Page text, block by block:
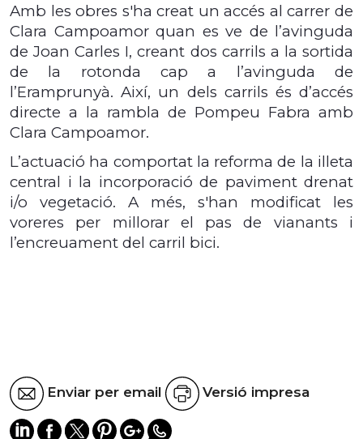
Amb les obres s'ha creat un accés al carrer de
Clara Campoamor quan es ve de l’avinguda
de Joan Carles I, creant dos carrils a la sortida
de la rotonda cap a l’avinguda de
l’Eramprunyà. Així, un dels carrils és d’accés
directe a la rambla de Pompeu Fabra amb
Clara Campoamor.
L’actuació ha comportat la reforma de la illeta
central i la incorporació de paviment drenat
i/o vegetació. A més, s'han modificat les
voreres per millorar el pas de vianants i
l’encreuament del carril bici.
Enviar per email Versió impresa